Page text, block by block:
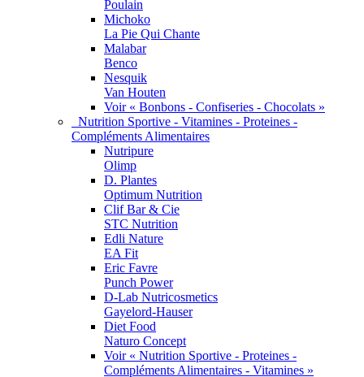
Poulain
Michoko
La Pie Qui Chante
Malabar
Benco
Nesquik
Van Houten
Voir « Bonbons - Confiseries - Chocolats »
Nutrition Sportive - Vitamines - Proteines -
Compléments Alimentaires
Nutripure
Olimp
D. Plantes
Optimum Nutrition
Clif Bar & Cie
STC Nutrition
Edli Nature
EA Fit
Eric Favre
Punch Power
D-Lab Nutricosmetics
Gayelord-Hauser
Diet Food
Naturo Concept
Voir « Nutrition Sportive - Proteines -
Compléments Alimentaires - Vitamines »